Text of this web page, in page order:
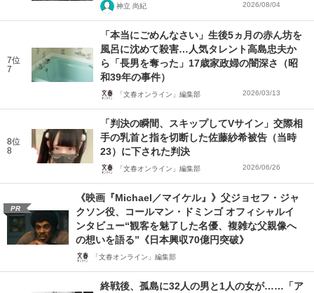
神立 尚紀 2026/08/04
7位
7
「本当にごめんなさい」生後5ヵ月の赤ん坊を
風呂に沈めて殺害…人気タレント高島忠夫か
ら「長男を奪った」17歳家政婦の闇深さ（昭
和39年の事件）
「文春オンライン」編集部 2026/03/13
8位
8
「判決の瞬間、スキップしてVサイン」交際相
手の乳首と指を切断した佐藤紗希被告（当時
23）に下された判決
「文春オンライン」編集部 2026/06/26
PR
《映画『Michael／マイケル』》父ジョセフ・ジャ
クソン役、コールマン・ドミンゴ オフィシャルイ
ンタビュー“観客を魅了した名優、複雑な父親像へ
の想いを語る”《日本興収70億円突破》
「文春オンライン」編集部
終戦後、孤島に32人の男と1人の女が……「ア